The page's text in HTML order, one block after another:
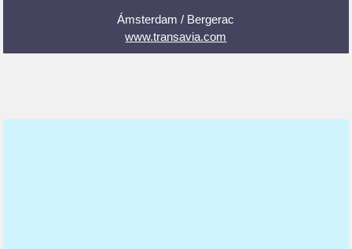
Ámsterdam / Bergerac
www.transavia.com